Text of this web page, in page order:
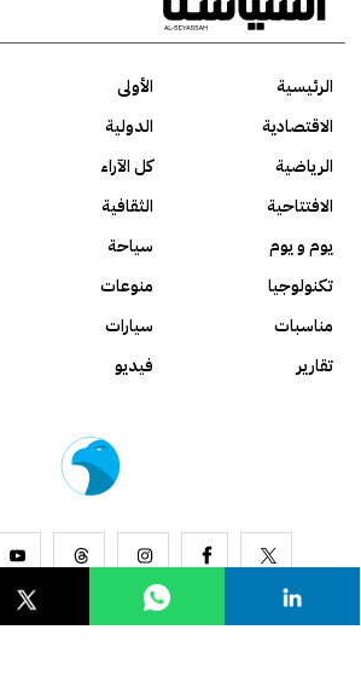
الرئيسية الأولى
الاقتصادية
الدولية
الرياضية
كل الآراء
الافتتاحية
الثقافية
يوم و يوم
سياحة
تكنولوجيا
منوعات
مناسبات
سيارات
تقارير
فيديو